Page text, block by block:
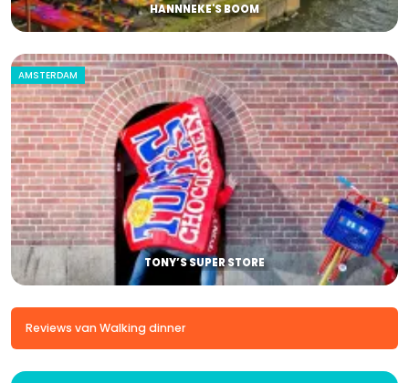
HANNNEKE'S BOOM
AMSTERDAM
TONY’S SUPER STORE
Reviews van Walking dinner